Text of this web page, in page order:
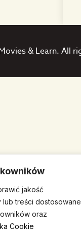
jakość
treści dostosowane
oraz
Cookie
& Learn. All